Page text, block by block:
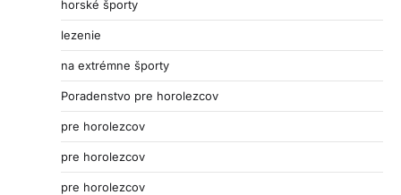
horské športy
lezenie
na extrémne športy
Poradenstvo pre horolezcov
pre horolezcov
pre horolezcov
pre horolezcov